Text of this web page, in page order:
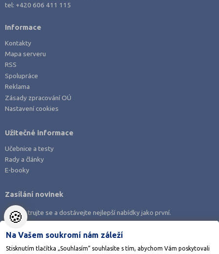
tel: +420 606 411 115
Informace
Kontakty
Mapa serveru
RSS
Spolupráce
Reklama
Zásady zpracování OÚ
Nastavení cookies
Užitečné informace
Učebnice a testy
Rady a články
E-booky
Zasílání novinek
Zaregistrujte se a dostávejte nejlepší nabídky jako první.
🍪
Na Vašem soukromí nám záleží
Stisknutím tlačítka „Souhlasím“ souhlasíte s tím, abychom Vám poskytovali